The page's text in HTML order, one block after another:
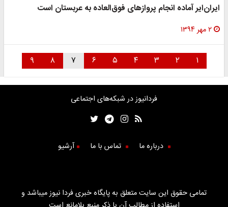
ایران‌ایر آماده انجام پروازهای فوق‌العاده به عربستان است
۲ مهر ۱۳۹۴
۱ ۲ ۳ ۴ ۵ ۶ ۷ ۸ ۹
فردانیوز در شبکه‌های اجتماعی
درباره ما تماس با ما آرشیو
تمامی حقوق این سایت متعلق به پایگاه خبری فردا نیوز میباشد و